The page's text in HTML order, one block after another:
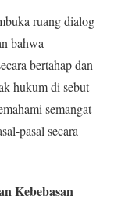
ruang dialog
bahwa
bertahap dan
hukum di sebut
semangat
pasal secara
Kebebasan